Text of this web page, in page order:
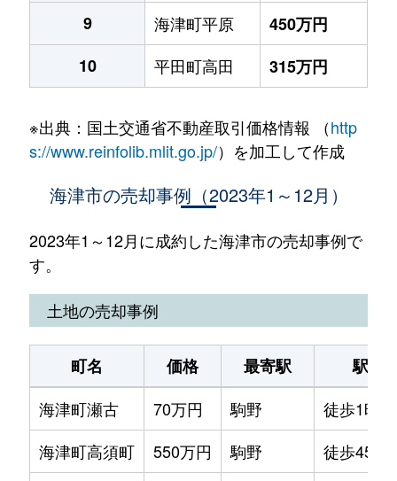
9
海津町平原
450万円
10
平田町高田 315万円
※出典：国土交通省不動産取引価格情報 （http
s://www.reinfolib.mlit.go.jp/）を加工して作成
海津市の売却事例（2023年1～12月）
2023年1～12月に成約した海津市の売却事例で
す。
土地の売却事例
町名 価格 最寄駅
駅徒
海津町瀬古
70万円 駒野
徒歩1時
海津町高須町
550万円 駒野
徒歩45分